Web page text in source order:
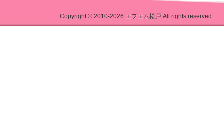
Copyright © 2010-2026 エフエム松戸 All rights reserved.